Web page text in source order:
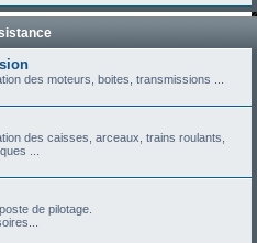
des moteurs, boites, transmissions ...
des caisses, arceaux, trains roulants,
...
de pilotage.